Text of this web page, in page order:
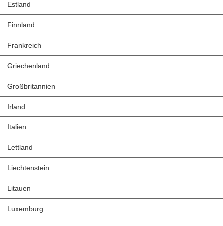
Estland
Finnland
Frankreich
Griechenland
Großbritannien
Irland
Italien
Lettland
Liechtenstein
Litauen
Luxemburg